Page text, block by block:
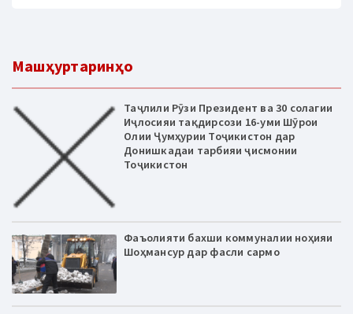
Машҳуртаринҳо
Таҷлили Рӯзи Президент ва 30 солагии
Иҷлосияи тақдирсози 16-уми Шӯрои
Олии Ҷумҳурии Тоҷикистон дар
Донишкадаи тарбияи ҷисмонии
Тоҷикистон
Фаъолияти бахши коммуналии ноҳияи
Шоҳмансур дар фасли сармо